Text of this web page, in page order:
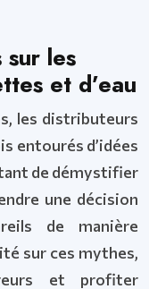
sur les
et d’eau
les distributeurs
entourés d’idées
de démystifier
une décision
de manière
sur ces mythes,
et profiter